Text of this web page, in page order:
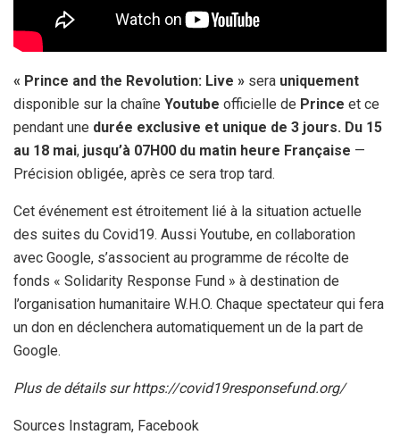
« Prince and the Revolution: Live » sera uniquement
disponible sur la chaîne Youtube officielle de Prince et ce
pendant une durée exclusive et unique de 3 jours. Du 15
au 18 mai, jusqu’à 07H00 du matin heure Française —
Précision obligée, après ce sera trop tard.
Cet événement est étroitement lié à la situation actuelle
des suites du Covid19. Aussi Youtube, en collaboration
avec Google, s’associent au programme de récolte de
fonds « Solidarity Response Fund » à destination de
l’organisation humanitaire W.H.O. Chaque spectateur qui fera
un don en déclenchera automatiquement un de la part de
Google.
Plus de détails sur https://covid19responsefund.org/
Sources Instagram, Facebook